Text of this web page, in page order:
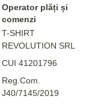
Operator plăți și
comenzi
T-SHIRT
REVOLUTION SRL
CUI 41201796
Reg.Com.
J40/7145/2019